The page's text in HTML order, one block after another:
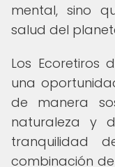
mental, sino
salud del
Los Ecoretiros
una
de manera
naturaleza y
tranquilidad
combinación